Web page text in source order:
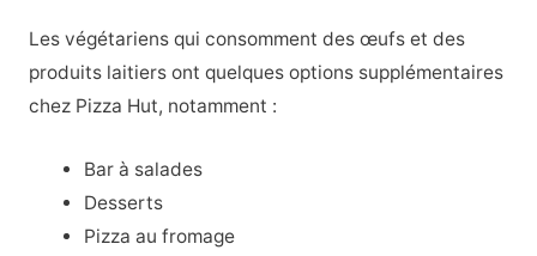
Les végétariens qui consomment des œufs et des
produits laitiers ont quelques options supplémentaires
chez Pizza Hut, notamment :
Bar à salades
Desserts
Pizza au fromage